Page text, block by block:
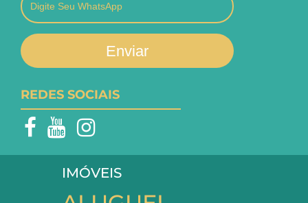
Enviar
REDES SOCIAIS
IMÓVEIS